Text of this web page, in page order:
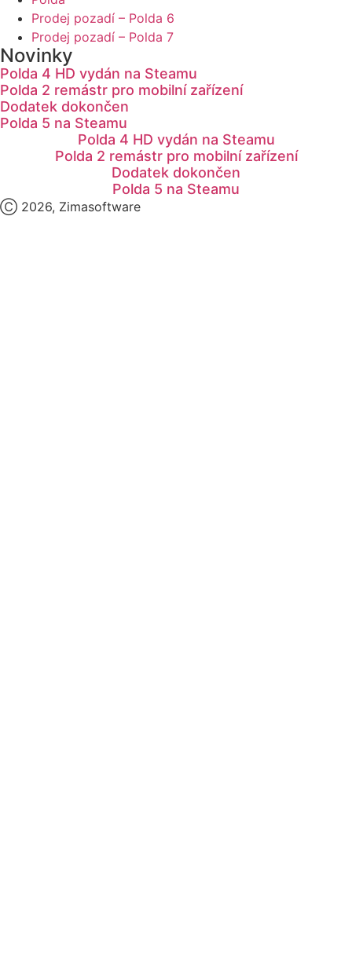
Prodej pozadí – Polda 6
Prodej pozadí – Polda 7
Novinky
Polda 4 HD vydán na Steamu
Polda 2 remástr pro mobilní zařízení
Dodatek dokončen
Polda 5 na Steamu
Polda 4 HD vydán na Steamu
Polda 2 remástr pro mobilní zařízení
Dodatek dokončen
Polda 5 na Steamu
Ⓒ 2026, Zimasoftware